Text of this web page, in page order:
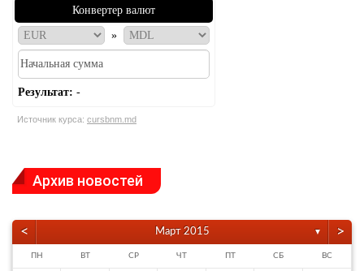
Конвертер валют
»
Результат: -
Источник курса: cursbnm.md
Архив новостей
< Март 2015 ▼ >
ПН ВТ СР ЧТ ПТ СБ ВС